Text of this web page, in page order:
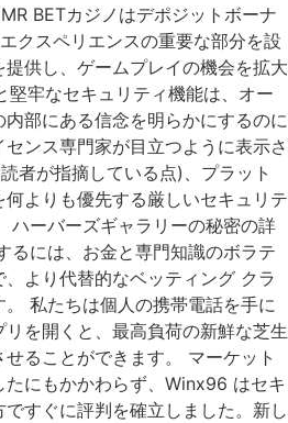
BETカジノはデポジットボーナ
クスペリエンスの重要な部分を設
供し、ゲームプレイの機会を拡大
牢なセキュリティ機能は、オー
部にある信念を明らかにするのに
ンス専門家が目立つように表示さ
者が指摘している点)、プラット
よりも優先する厳しいセキュリテ
ハーバーズギャラリーの秘密の詳
るには、お金と専門知識のボラテ
より代替的なベッティング クラ
私たちは個人の携帯電話を手に
を開くと、最高負荷の新鮮な芝生
ることができます。 マーケット
にもかかわらず、Winx96 はセキ
すぐに評判を確立しました。新し